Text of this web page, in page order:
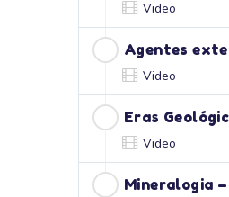
Video
Agentes
Video
Eras
Video
Mineralogia